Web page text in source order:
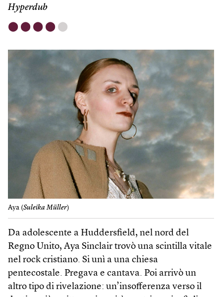
Hyperdub
⬤ ⬤ ⬤ ⬤ ⬤
Aya (Suleika Müller)
Da adolescente a Hudders­field, nel nord del
Regno Unito, Aya Sinclair trovò una scintilla vitale
nel rock cristiano. Si unì a una chiesa
pentecostale. Pregava e cantava. Poi arrivò un
altro tipo di rivelazione: un’insofferenza verso il